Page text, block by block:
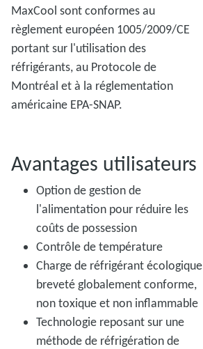
MaxCool sont conformes au
règlement européen 1005/2009/CE
portant sur l'utilisation des
réfrigérants, au Protocole de
Montréal et à la réglementation
américaine EPA-SNAP.
Avantages utilisateurs
Option de gestion de
l'alimentation pour réduire les
coûts de possession
Contrôle de température
Charge de réfrigérant écologique
breveté globalement conforme,
non toxique et non inflammable
Technologie reposant sur une
méthode de réfrigération de